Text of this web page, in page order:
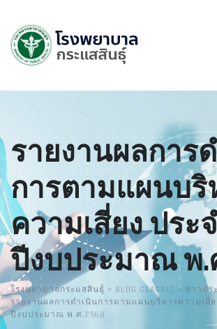
รายงานผลการ
การตามแผนบริ
ความเสี่ยง ประ
ปีงบประมาณ พ.
โรงพยาบาลกระแสสินธุ์ > BLOG CLASSIC > ข่าวปร
รายงานผลการดำเนินการตามแผนบริหารความเสี่ย
ปีงบประมาณ พ.ศ.2568